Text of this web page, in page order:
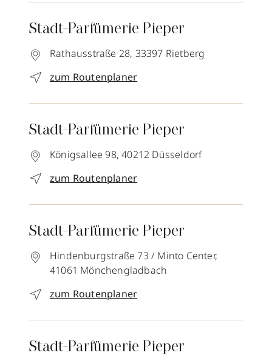
Stadt-Parfümerie Pieper
Rathausstraße 28, 33397 Rietberg
zum Routenplaner
Stadt-Parfümerie Pieper
Königsallee 98, 40212 Düsseldorf
zum Routenplaner
Stadt-Parfümerie Pieper
Hindenburgstraße 73 / Minto Center,
41061 Mönchengladbach
zum Routenplaner
Stadt-Parfümerie Pieper